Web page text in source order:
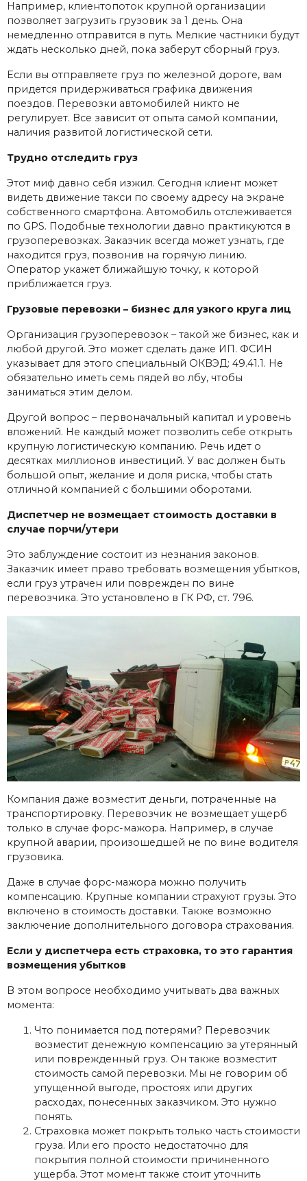
Например, клиентопоток крупной организации
позволяет загрузить грузовик за 1 день. Она
немедленно отправится в путь. Мелкие частники будут
ждать несколько дней, пока заберут сборный груз.
Если вы отправляете груз по железной дороге, вам
придется придерживаться графика движения
поездов. Перевозки автомобилей никто не
регулирует. Все зависит от опыта самой компании,
наличия развитой логистической сети.
Трудно отследить груз
Этот миф давно себя изжил. Сегодня клиент может
видеть движение такси по своему адресу на экране
собственного смартфона. Автомобиль отслеживается
по GPS. Подобные технологии давно практикуются в
грузоперевозках. Заказчик всегда может узнать, где
находится груз, позвонив на горячую линию.
Оператор укажет ближайшую точку, к которой
приближается груз.
Грузовые перевозки – бизнес для узкого круга лиц
Организация грузоперевозок – такой же бизнес, как и
любой другой. Это может сделать даже ИП. ФСИН
указывает для этого специальный ОКВЭД: 49.41.1. Не
обязательно иметь семь пядей во лбу, чтобы
заниматься этим делом.
Другой вопрос – первоначальный капитал и уровень
вложений. Не каждый может позволить себе открыть
крупную логистическую компанию. Речь идет о
десятках миллионов инвестиций. У вас должен быть
большой опыт, желание и доля риска, чтобы стать
отличной компанией с большими оборотами.
Диспетчер не возмещает стоимость доставки в
случае порчи/утери
Это заблуждение состоит из незнания законов.
Заказчик имеет право требовать возмещения убытков,
если груз утрачен или поврежден по вине
перевозчика. Это установлено в ГК РФ, ст. 796.
Компания даже возместит деньги, потраченные на
транспортировку. Перевозчик не возмещает ущерб
только в случае форс-мажора. Например, в случае
крупной аварии, произошедшей не по вине водителя
грузовика.
Даже в случае форс-мажора можно получить
компенсацию. Крупные компании страхуют грузы. Это
включено в стоимость доставки. Также возможно
заключение дополнительного договора страхования.
Если у диспетчера есть страховка, то это гарантия
возмещения убытков
В этом вопросе необходимо учитывать два важных
момента:
Что понимается под потерями? Перевозчик
возместит денежную компенсацию за утерянный
или поврежденный груз. Он также возместит
стоимость самой перевозки. Мы не говорим об
упущенной выгоде, простоях или других
расходах, понесенных заказчиком. Это нужно
понять.
Страховка может покрыть только часть стоимости
груза. Или его просто недостаточно для
покрытия полной стоимости причиненного
ущерба. Этот момент также стоит уточнить